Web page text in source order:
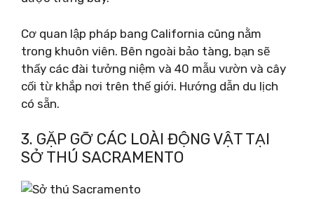
Cơ quan lập pháp bang California cũng nằm
trong khuôn viên. Bên ngoài bảo tàng, bạn sẽ
thấy các đài tưởng niệm và 40 mẫu vườn và cây
cối từ khắp nơi trên thế giới. Hướng dẫn du lịch
có sẵn.
3. GẶP GỠ CÁC LOÀI ĐỘNG VẬT TẠI
SỞ THÚ SACRAMENTO